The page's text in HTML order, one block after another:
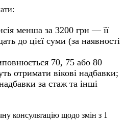
менша за 3200 грн — її
до цієї суми (за наявності
70, 75 або 80
отримати вікові надбавки;
за стаж та інші
консультацію щодо змін з 1